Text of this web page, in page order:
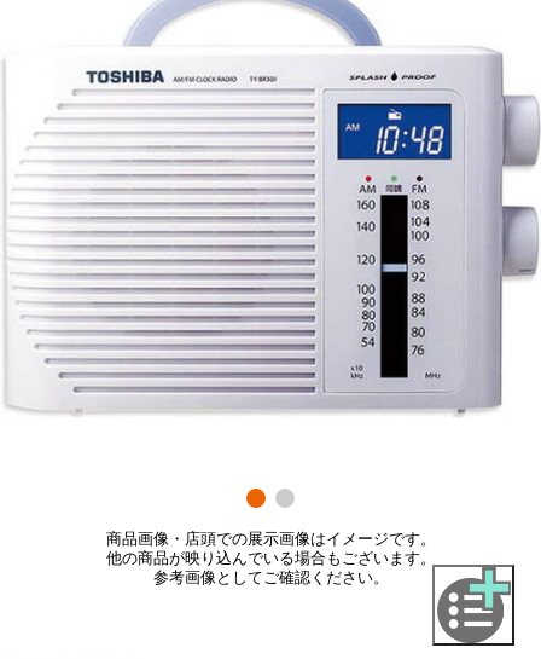
商品画像・店頭での展示画像はイメージです。
他の商品が映り込んでいる場合もございます。
参考画像としてご確認ください。